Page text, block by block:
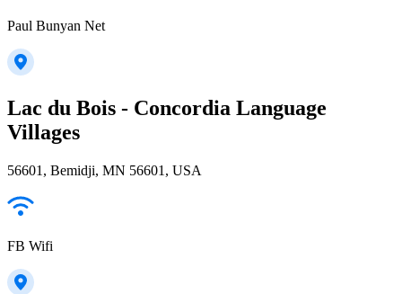
Paul Bunyan Net
Lac du Bois - Concordia Language
Villages
56601, Bemidji, MN 56601, USA
FB Wifi